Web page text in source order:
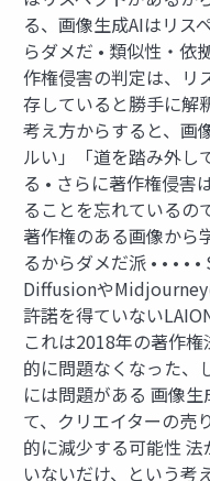
る、画像生成AIはリス
らダメだ • 類似性・依
作権侵害の判定は、リ
存していると勝手に解
考え方からすると、画
ルい」「道を踏み外し
る • さらに著作権侵害
ることを忘れているの
著作権のある画像から
るからダメだ派 • • • •
DiffusionやMidjourney
許諾を得ていない
これは2018年の著作
的に問題なくなった、
には問題がある 画像生
て、クリエイターの売
的に減少する可能性 法
いないだけ、という考